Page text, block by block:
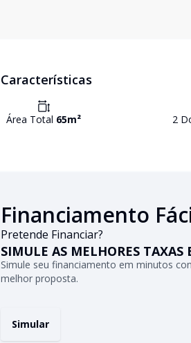
Características
Área Total 65m² 2
Financiamento
Pretende Financiar?
SIMULE AS MELHORES TAXAS
Simule seu financiamento em minutos
melhor proposta.
Simular